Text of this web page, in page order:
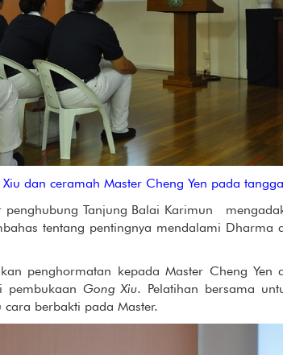
dan ceramah Master Cheng Yen pada
Tanjung Balai Karimun
tentang pentingnya mendalami Dharma
penghormatan kepada Master Cheng
pembukaan Gong Xiu. Pelatihan bersama
berbakti pada Master.